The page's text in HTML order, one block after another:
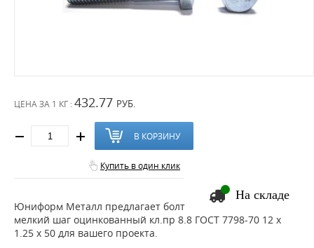
ЦЕНА ЗА 1 КГ : 432.77 РУБ.
В КОРЗИНУ
Купить в один клик
На складе
Юниформ Металл предлагает болт
мелкий шаг оцинкованный кл.пр 8.8 ГОСТ 7798-70 12 х
1.25 х 50 для вашего проекта.